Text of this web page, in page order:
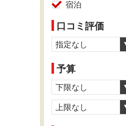
宿泊
口コミ評価
指定なし
予算
下限なし
上限なし